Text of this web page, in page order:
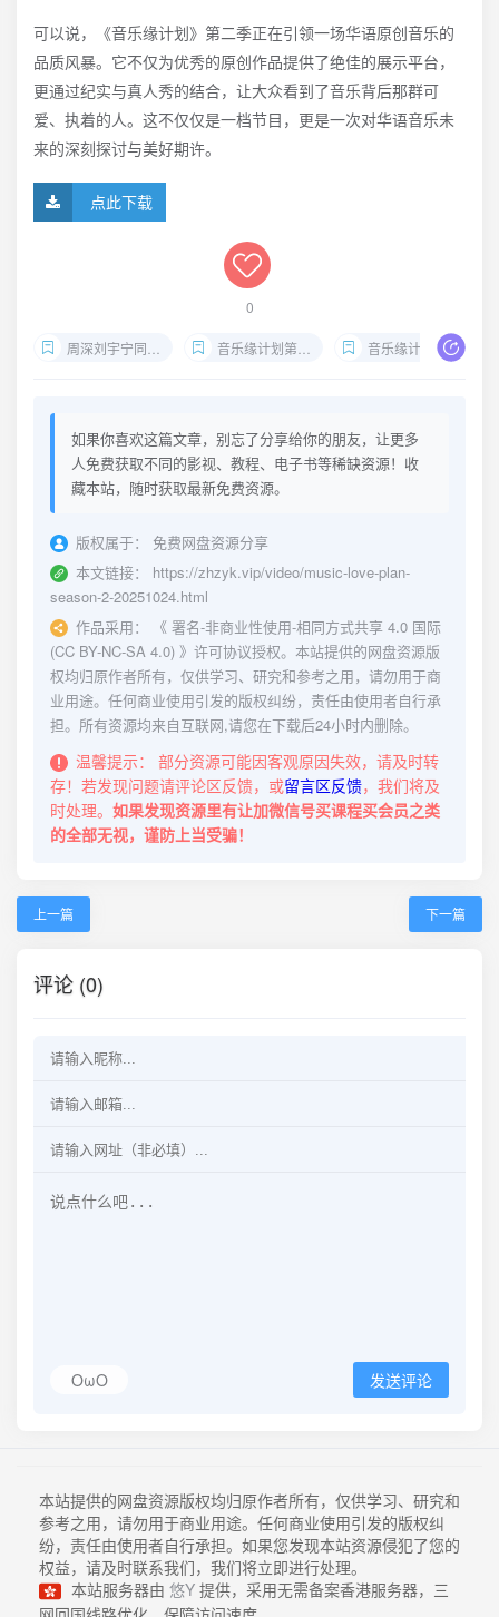
可以说，《音乐缘计划》第二季正在引领一场华语原创音乐的
品质风暴。它不仅为优秀的原创作品提供了绝佳的展示平台，
更通过纪实与真人秀的结合，让大众看到了音乐背后那群可
爱、执着的人。这不仅仅是一档节目，更是一次对华语音乐未
来的深刻探讨与美好期许。
点此下载
0
周深刘宇宁同首歌 音乐缘计划第二季下载 音乐缘计划双版本演绎
如果你喜欢这篇文章，别忘了分享给你的朋友，让更多
人免费获取不同的影视、教程、电子书等稀缺资源！收
藏本站，随时获取最新免费资源。
版权属于：
免费网盘资源分享
本文链接：
https://zhzyk.vip/video/music-love-plan-
season-2-20251024.html
作品采用：
《 署名-非商业性使用-相同方式共享 4.0 国际
(CC BY-NC-SA 4.0) 》许可协议授权。本站提供的网盘资源版
权均归原作者所有，仅供学习、研究和参考之用，请勿用于商
业用途。任何商业使用引发的版权纠纷，责任由使用者自行承
担。所有资源均来自互联网,请您在下载后24小时内删除。
温馨提示：
部分资源可能因客观原因失效，请及时转
存！若发现问题请评论区反馈，或留言区反馈，我们将及
时处理。 如果发现资源里有让加微信号买课程买会员之类
的全部无视，谨防上当受骗！
上一篇 下一篇
评论 (0)
OωO 发送评论
本站提供的网盘资源版权均归原作者所有，仅供学习、研究和
参考之用，请勿用于商业用途。任何商业使用引发的版权纠
纷，责任由使用者自行承担。如果您发现本站资源侵犯了您的
权益，请及时联系我们，我们将立即进行处理。
本站服务器由 悠Y 提供，采用无需备案香港服务器，三